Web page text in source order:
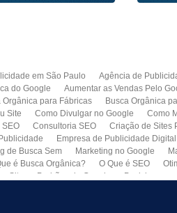
em São Paulo Agência de
do Google Aumentar as Vendas Pelo
Orgânica para Fábricas Busca Orgânica
Site Como Divulgar no Google Como
Consultoria SEO Criação de Sites
Empresa de Publicidade Digital
de Busca Sem Marketing no Google
é Busca Orgânica? O Que é SEO
Site Padrões do Google